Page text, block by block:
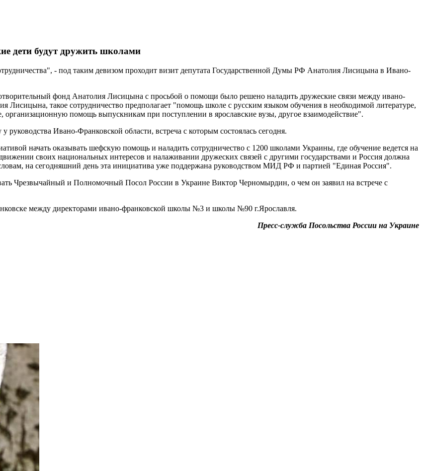
дети будут дружить школами
- под таким девизом проходит визит депутата Государственной Думы РФ Анатолия Лисицына в Ивано-
фонд Анатолия Лисицына с просьбой о помощи было решено наладить дружеские связи между ивано-
такое сотрудничество предполагает "помощь школе с русским языком обучения в необходимой литературе,
организационную помощь выпускникам при поступлении в ярославские вузы, другое взаимодействие".
Ивано-Франковской области, встреча с которым состоялась сегодня.
начать оказывать шефскую помощь и наладить сотрудничество с 1200 школами Украины, где обучение ведется на
своих национальных интересов и налаживании дружеских связей с другими государствами и Россия должна
на сегодняшний день эта инициатива уже поддержана руководством МИД РФ и партией "Единая Россия".
Чрезвычайный и Полномочный Посол России в Украине Виктор Черномырдин, о чем он заявил на встрече с
между директорами ивано-франковской школы №3 и школы №90 г.Ярославля.
Пресс-служба Посольства России на Украине